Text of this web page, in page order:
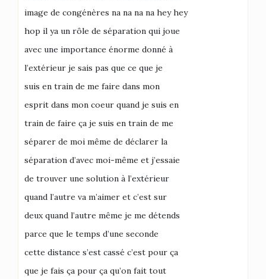
image de congénères na na na na hey hey
hop il ya un rôle de séparation qui joue
avec une importance énorme donné à
l’extérieur je sais pas que ce que je
suis en train de me faire dans mon
esprit dans mon coeur quand je suis en
train de faire ça je suis en train de me
séparer de moi même de déclarer la
séparation d’avec moi-même et j’essaie
de trouver une solution à l’extérieur
quand l’autre va m’aimer et c’est sur
deux quand l’autre même je me détends
parce que le temps d’une seconde
cette distance s’est cassé c’est pour ça
que je fais ça pour ça qu’on fait tout